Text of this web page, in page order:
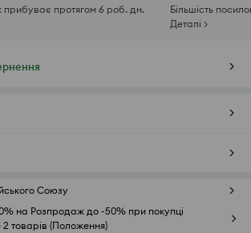
прибуває протягом 6 роб. дн.
Більшість
Деталі >
Союзу
на Розпродаж до -50% при покупці
товарів (Положення)